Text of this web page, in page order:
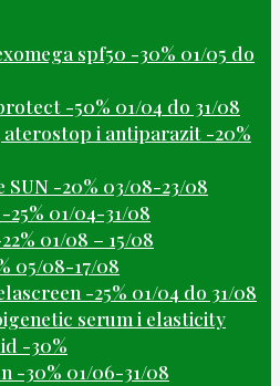
spf50 -30% 01/05 do
-50% 01/04 do 31/08
aterostop i antiparazit -20%
SUN -20% 03/08-23/08
25% 01/04-31/08
01/08 – 15/08
05/08-17/08
-25% 01/04 do 31/08
serum i elasticity
-30%
-30% 01/06-31/08